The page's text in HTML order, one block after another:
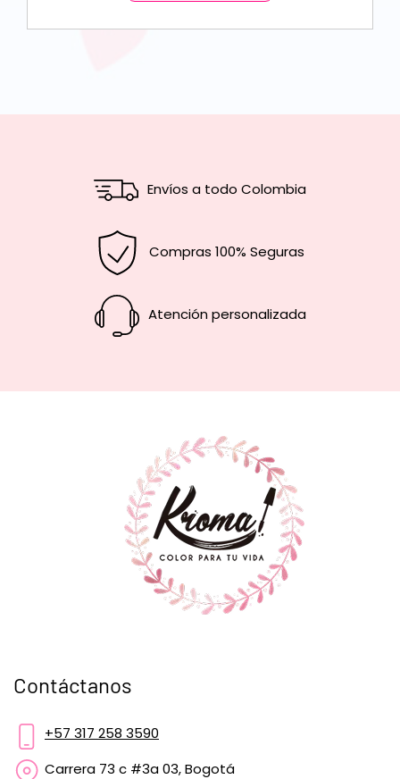
Envíos a todo Colombia
Compras 100% Seguras
Atención personalizada
Contáctanos
+57 317 258 3590
Carrera 73 c #3a 03, Bogotá